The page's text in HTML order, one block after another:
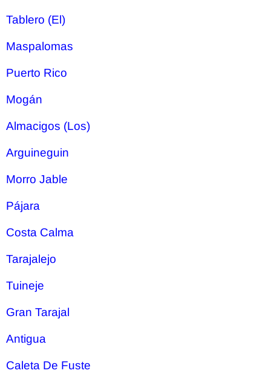
Tablero (El)
Maspalomas
Puerto Rico
Mogán
Almacigos (Los)
Arguineguin
Morro Jable
Pájara
Costa Calma
Tarajalejo
Tuineje
Gran Tarajal
Antigua
Caleta De Fuste